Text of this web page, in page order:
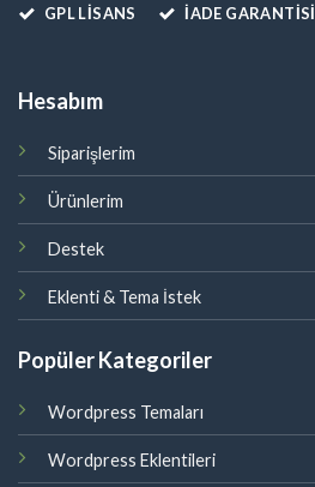
GPL LISANS İADE GARANTİSİ
Hesabım
Siparişlerim
Ürünlerim
Destek
Eklenti & Tema İstek
Popüler Kategoriler
Wordpress Temaları
Wordpress Eklentileri